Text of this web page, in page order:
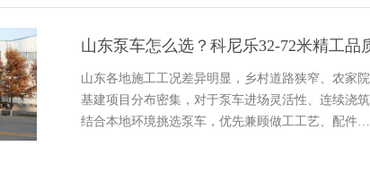
山东泵车怎么选？科尼乐32-72米精工品
山东各地施工工况差异明显，乡村道路狭窄、农家
基建项目分布密集，对于泵车进场灵活性、连续浇
结合本地环境挑选泵车，优先兼顾做工工艺、配件…